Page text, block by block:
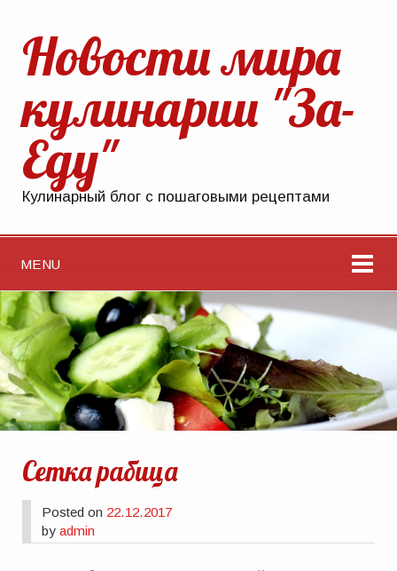
Новости мира
кулинарии "За-
Еду"
Кулинарный блог с пошаговыми рецептами
MENU
Сетка рабица
Posted on 22.12.2017
byadmin